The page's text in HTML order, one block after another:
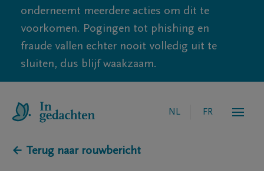
onderneemt meerdere acties om dit te
voorkomen. Pogingen tot phishing en
fraude vallen echter nooit volledig uit te
sluiten, dus blijf waakzaam.
NL FR
← Terug naar rouwbericht